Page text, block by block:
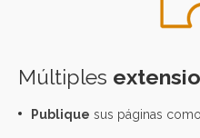
Múltiples
Publique sus páginas como